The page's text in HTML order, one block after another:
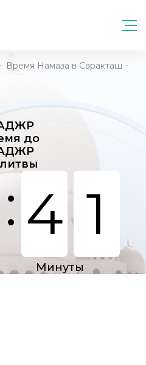
Время Намаза в Саракташ -
до
: 4 1
Минуты